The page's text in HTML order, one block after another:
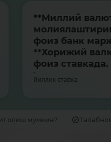
**Миллий
фоиз банк
**Хорижий
фоиз ставкада.
-
йиллик ставка
олиш мумкин?